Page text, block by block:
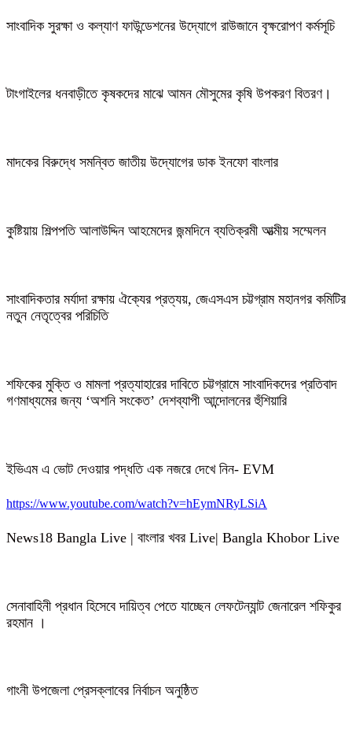
সাংবাদিক সুরক্ষা ও কল্যাণ ফাউন্ডেশনের উদ্যোগে রাউজানে বৃক্ষরোপণ কর্মসূচি
টাংগাইলের ধনবাড়ীতে কৃষকদের মাঝে আমন মৌসুমের কৃষি উপকরণ বিতরণ।
মাদকের বিরুদ্ধে সমন্বিত জাতীয় উদ্যোগের ডাক ইনফো বাংলার
কুষ্টিয়ায় শিল্পপতি আলাউদ্দিন আহমেদের জন্মদিনে ব্যতিক্রমী আত্মীয় সম্মেলন
সাংবাদিকতার মর্যাদা রক্ষায় ঐক্যের প্রত্যয়, জেএসএস চট্টগ্রাম মহানগর কমিটির
নতুন নেতৃত্বের পরিচিতি
শফিকের মুক্তি ও মামলা প্রত্যাহারের দাবিতে চট্টগ্রামে সাংবাদিকদের প্রতিবাদ
গণমাধ্যমের জন্য ‘অশনি সংকেত’ দেশব্যাপী আন্দোলনের হুঁশিয়ারি
ইভিএম এ ভোট দেওয়ার পদ্ধতি এক নজরে দেখে নিন- EVM
https://www.youtube.com/watch?v=hEymNRyLSiA
News18 Bangla Live | বাংলার খবর Live| Bangla Khobor Live
সেনাবাহিনী প্রধান হিসেবে দায়িত্ব পেতে যাচ্ছেন লেফটেন্যান্ট জেনারেল শফিকুর
রহমান ।
গাংনী উপজেলা প্রেসক্লাবের নির্বাচন অনুষ্ঠিত